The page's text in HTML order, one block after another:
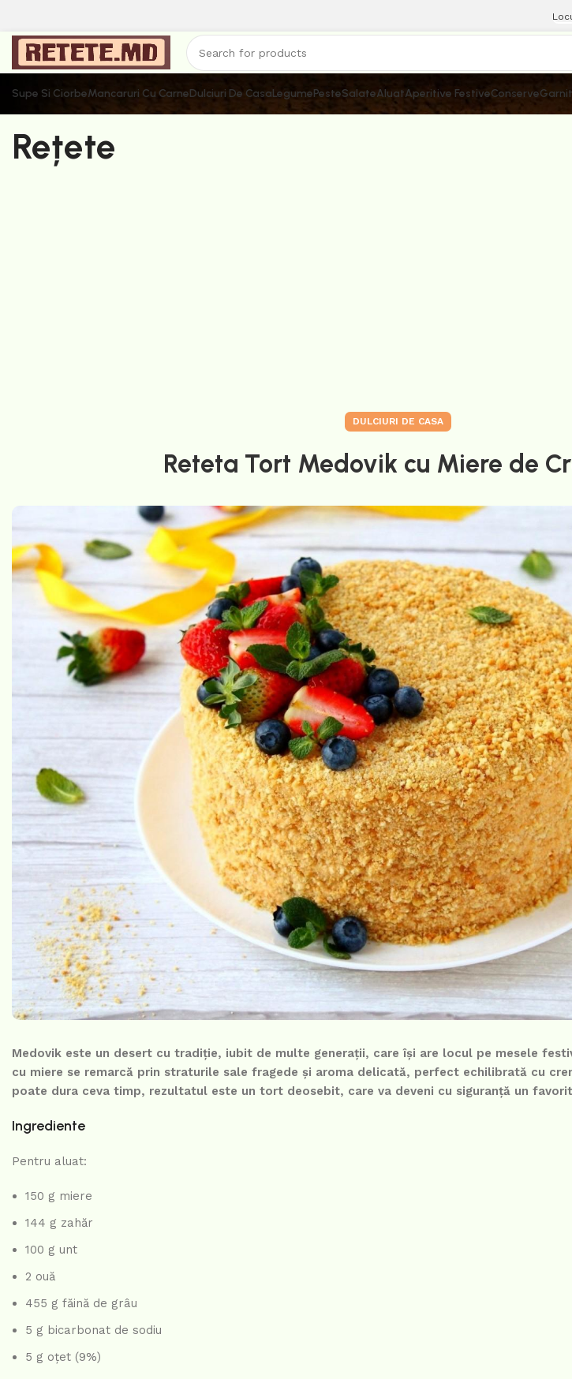
Supe Si CiorbeMancaruri Cu CarneDulciuri De CasaLegumePesteSalateAluatAperitive FestiveConserve
Rețete
DULCIURI DE CASA
Reteta Tort Medovik cu Miere de
Medovik este un desert cu tradiție, iubit de multe generații, care își are locul pe mesele
cu miere se remarcă prin straturile sale fragede și aroma delicată, perfect echilibrată cu
poate dura ceva timp, rezultatul este un tort deosebit, care va deveni cu siguranță un
Ingrediente
Pentru aluat:
150 g miere
144 g zahăr
100 g unt
2 ouă
455 g făină de grâu
5 g bicarbonat de sodiu
5 g oțet (9%)